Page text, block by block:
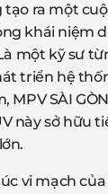
tạo ra một
khái niệm
một kỹ sư
triển hệ
MPV SÀI
này sở hữu
vi mạch của